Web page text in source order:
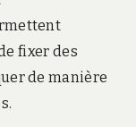
fixer des
de manière